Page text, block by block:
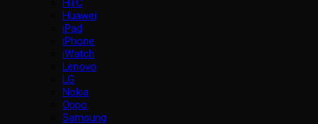
HTC
Huawei
iPad
iPhone
iWatch
Lenovo
LG
Nokia
Oppo
Samsung